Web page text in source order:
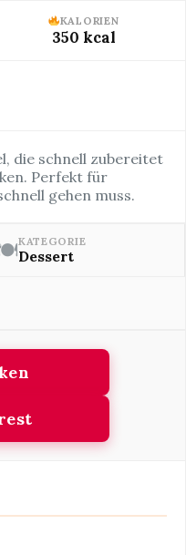
KALORIEN
350 kcal
die schnell zubereitet
Perfekt für
gehen muss.
KATEGORIE
Dessert